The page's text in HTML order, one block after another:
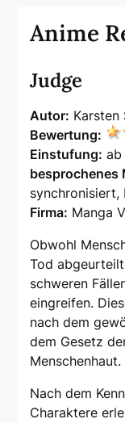
Anime
Judge
Autor: Karsten
Bewertung:
Einstufung: ab
besprochenes
synchronisiert,
Firma: Manga
Obwohl
Tod
schweren
eingreifen.
nach dem
dem Gesetz
Menschenhaut.
Nach dem
Charaktere